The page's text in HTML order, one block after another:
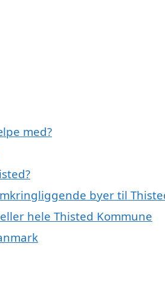
med?
byer til
hele Thisted Kommune